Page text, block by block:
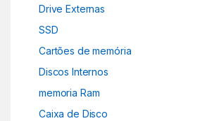
Drive Externas
SSD
Cartões de memória
Discos Internos
memoria Ram
Caixa de Disco